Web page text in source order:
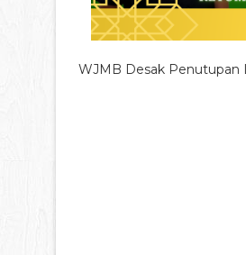
WJMB Desak Penutupan